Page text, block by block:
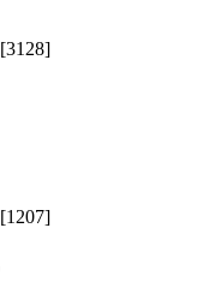
[3128]
[1207]